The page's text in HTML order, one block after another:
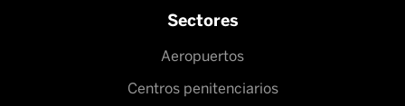
Sectores
Aeropuertos
Centros penitenciarios